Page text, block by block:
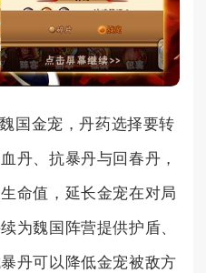
国金宠，丹药选择要转
丹、抗暴丹与回春丹，
命值，延长金宠在对局
为魏国阵营提供护盾、
丹可以降低金宠被敌方